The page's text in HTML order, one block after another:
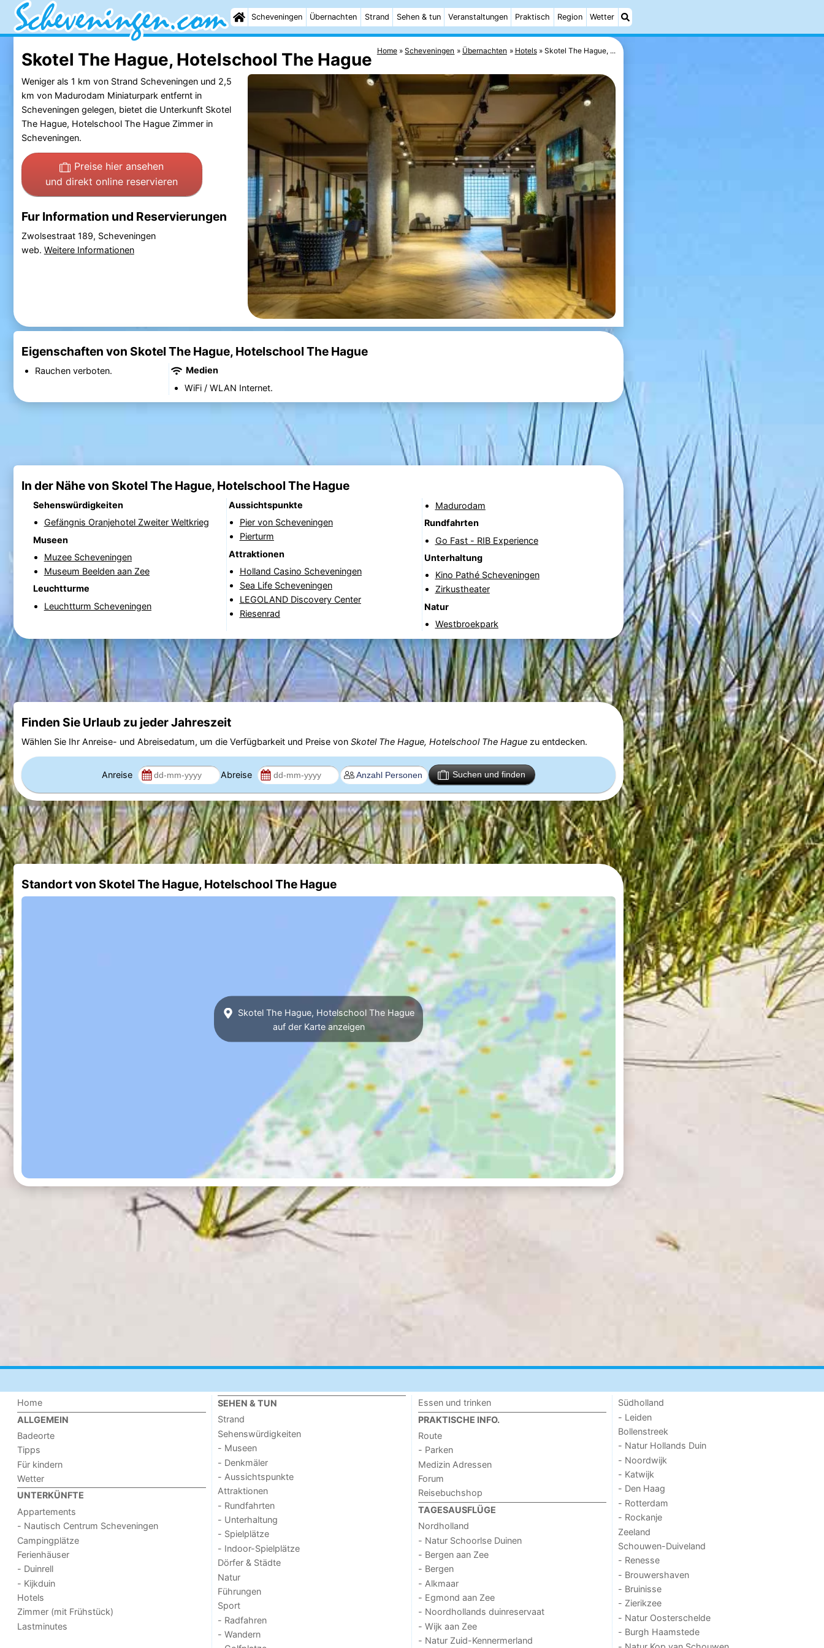
Scheveningen Übernachten Strand Sehen & tun Veranstaltungen Praktisch Region Wetter
Home Scheveningen Übernachten Hotels Skotel The Hague, ...
Skotel The Hague, Hotelschool The Hague
Weniger als 1 km von Strand Scheveningen und 2,5
km von Madurodam Miniaturpark entfernt in
Scheveningen gelegen, bietet die Unterkunft Skotel
The Hague, Hotelschool The Hague Zimmer in
Scheveningen.
Preise hier ansehen
und direkt online reservieren
Fur Information und Reservierungen
Zwolsestraat 189, Scheveningen
web. Weitere Informationen
Eigenschaften von Skotel The Hague, Hotelschool The Hague
Rauchen verboten.
Medien
WiFi / WLAN Internet.
In der Nähe von Skotel The Hague, Hotelschool The Hague
Sehenswürdigkeiten
Gefängnis Oranjehotel Zweiter Weltkrieg
Museen
Muzee Scheveningen
Museum Beelden aan Zee
Leuchtturme
Leuchtturm Scheveningen
Aussichtspunkte
Pier von Scheveningen
Pierturm
Attraktionen
Holland Casino Scheveningen
Sea Life Scheveningen
LEGOLAND Discovery Center
Riesenrad
Madurodam
Rundfahrten
Go Fast - RIB Experience
Unterhaltung
Kino Pathé Scheveningen
Zirkustheater
Natur
Westbroekpark
Finden Sie Urlaub zu jeder Jahreszeit
Wählen Sie Ihr Anreise- und Abreisedatum, um die Verfügbarkeit und Preise von Skotel The Hague, Hotelschool The Haguezu entdecken.
Anreise Abreise Suchen und finden
Standort von Skotel The Hague, Hotelschool The Hague
Skotel The Hague, Hotelschool The Hague
auf der Karte anzeigen
Home
ALLGEMEIN
Badeorte
Tipps
Für kindern
Wetter
UNTERKÜNFTE
Appartements
- Nautisch Centrum Scheveningen
Campingplätze
Ferienhäuser
- Duinrell
- Kijkduin
Hotels
Zimmer (mit Frühstück)
Lastminutes
SEHEN & TUN
Strand
Sehenswürdigkeiten
- Museen
- Denkmäler
- Aussichtspunkte
Attraktionen
- Rundfahrten
- Unterhaltung
- Spielplätze
- Indoor-Spielplätze
Dörfer & Städte
Natur
Führungen
Sport
- Radfahren
- Wandern
Essen und trinken
PRAKTISCHE INFO.
Route
- Parken
Medizin Adressen
Forum
Reisebuchshop
TAGESAUSFLÜGE
Nordholland
- Natur Schoorlse Duinen
- Bergen aan Zee
- Bergen
- Alkmaar
- Egmond aan Zee
- Noordhollands duinreservaat
- Wijk aan Zee
- Natur Zuid-Kennermerland
Südholland
- Leiden
Bollenstreek
- Natur Hollands Duin
- Noordwijk
- Katwijk
- Den Haag
- Rotterdam
- Rockanje
Zeeland
Schouwen-Duiveland
- Renesse
- Brouwershaven
- Bruinisse
- Zierikzee
- Natur Oosterschelde
- Burgh Haamstede